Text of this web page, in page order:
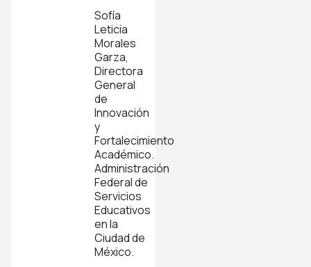
Sofía
Leticia
Morales
Garza,
Directora
General
de
Innovación
y
Fortalecimiento
Académico.
Administración
Federal de
Servicios
Educativos
en la
Ciudad de
México.